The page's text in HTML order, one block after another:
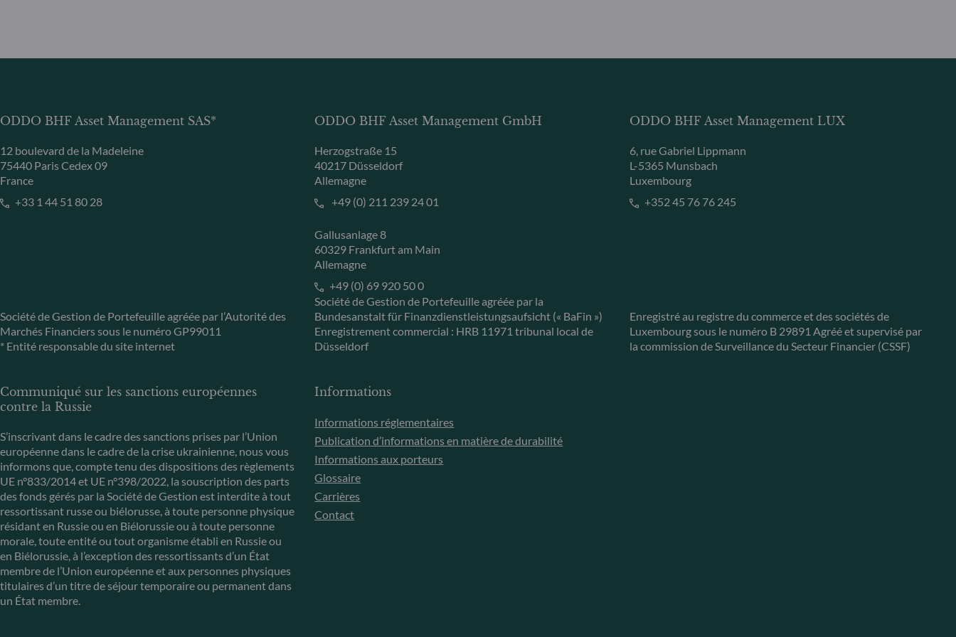
ODDO BHF Asset Management SAS*
12 boulevard de la Madeleine
75440 Paris Cedex 09
France
+33 1 44 51 80 28
Société de Gestion de Portefeuille agréée par l’Autorité des
Marchés Financiers sous le numéro GP99011
* Entité responsable du site internet
ODDO BHF Asset Management GmbH
Herzogstraße 15
40217 Düsseldorf
Allemagne
+49 (0) 211 239 24 01
Gallusanlage 8
60329 Frankfurt am Main
Allemagne
+49 (0) 69 920 50 0
Société de Gestion de Portefeuille agréée par la
Bundesanstalt für Finanzdienstleistungsaufsicht (« BaFin »)
Enregistrement commercial : HRB 11971 tribunal local de
Düsseldorf
ODDO BHF Asset Management LUX
6, rue Gabriel Lippmann
L-5365 Munsbach
Luxembourg
+352 45 76 76 245
Enregistré au registre du commerce et des sociétés de
Luxembourg sous le numéro B 29891 Agréé et supervisé par
la commission de Surveillance du Secteur Financier (CSSF)
Communiqué sur les sanctions européennes
contre la Russie
S’inscrivant dans le cadre des sanctions prises par l’Union
européenne dans le cadre de la crise ukrainienne, nous vous
informons que, compte tenu des dispositions des règlements
UE n°833/2014 et UE n°398/2022, la souscription des parts
des fonds gérés par la Société de Gestion est interdite à tout
ressortissant russe ou biélorusse, à toute personne physique
résidant en Russie ou en Biélorussie ou à toute personne
morale, toute entité ou tout organisme établi en Russie ou
en Biélorussie, à l’exception des ressortissants d’un État
membre de l’Union européenne et aux personnes physiques
titulaires d’un titre de séjour temporaire ou permanent dans
un État membre.
Informations
Informations réglementaires
Publication d’informations en matière de durabilité
Informations aux porteurs
Glossaire
Carrières
Contact